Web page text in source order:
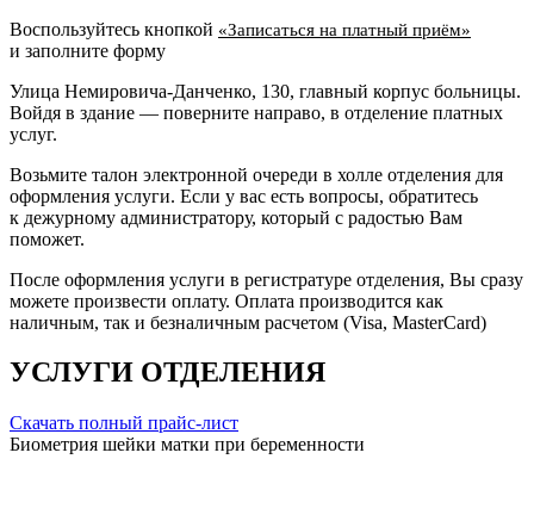
Воспользуйтесь кнопкой «Записаться на платный приём»
и заполните форму
Улица Немировича-Данченко, 130, главный корпус больницы.
Войдя в здание — поверните направо, в отделение платных
услуг.
Возьмите талон электронной очереди в холле отделения для
оформления услуги. Если у вас есть вопросы, обратитесь
к дежурному администратору, который с радостью Вам
поможет.
После оформления услуги в регистратуре отделения, Вы сразу
можете произвести оплату. Оплата производится как
наличным, так и безналичным расчетом (Visa, MasterCard)
УСЛУГИ ОТДЕЛЕНИЯ
Скачать полный прайс-лист
Биометрия шейки матки при беременности